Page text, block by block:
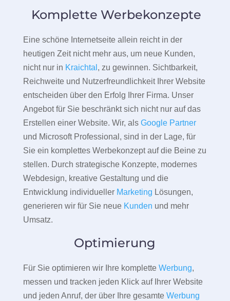
Komplette Werbekonzepte
Eine schöne Internetseite allein reicht in der
heutigen Zeit nicht mehr aus, um neue Kunden,
nicht nur in Kraichtal , zu gewinnen. Sichtbarkeit,
Reichweite und Nutzerfreundlichkeit Ihrer Website
entscheiden über den Erfolg Ihrer Firma. Unser
Angebot für Sie beschränkt sich nicht nur auf das
Erstellen einer Website. Wir, als Google Partner
und Microsoft Professional, sind in der Lage, für
Sie ein komplettes Werbekonzept auf die Beine zu
stellen. Durch strategische Konzepte, modernes
Webdesign, kreative Gestaltung und die
Entwicklung individueller Marketing Lösungen,
generieren wir für Sie neue Kunden und mehr
Umsatz.
Optimierung
Für Sie optimieren wir Ihre komplette Werbung,
messen und tracken jeden Klick auf Ihrer Website
und jeden Anruf, der über Ihre gesamte Werbung